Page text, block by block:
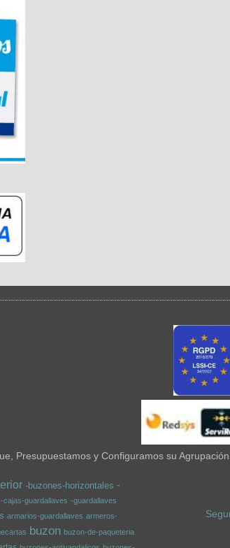
Presupuestamos y Configuramos su
-buzones-horizontales -
-cajas-guardallaves -guardallaves
armarios-guardallaves armeros-
buzon buzon-de-paqueteria